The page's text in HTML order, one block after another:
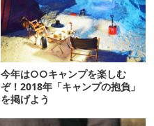
今年は○○キャンプを楽しむ
ぞ！2018年「キャンプの抱負」
を掲げよう